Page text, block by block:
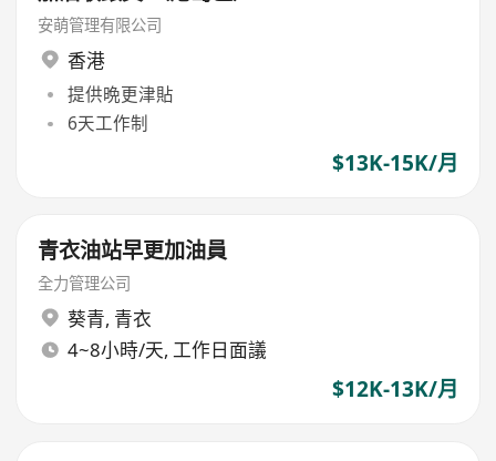
安萌管理有限公司
香港
提供晩更津貼
6天工作制
$13K-15K/月
青衣油站早更加油員
全力管理公司
葵青, 青衣
4~8小時/天, 工作日面議
$12K-13K/月